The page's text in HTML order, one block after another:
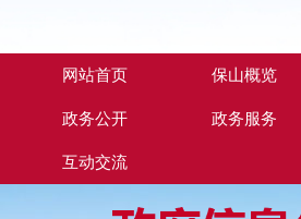
网站首页 保山概览
政务公开 政务服务
互动交流